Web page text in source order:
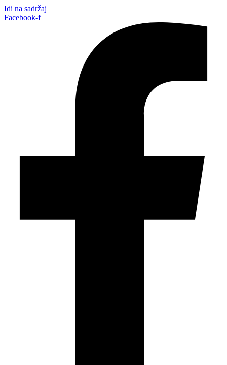
Idi na sadržaj
Facebook-f